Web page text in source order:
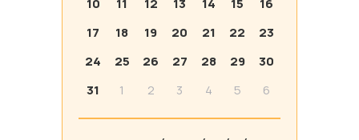
17
18 19 20 21 22
23
24
25 26 27 28 29
30
31
1 2 3 4 5 6